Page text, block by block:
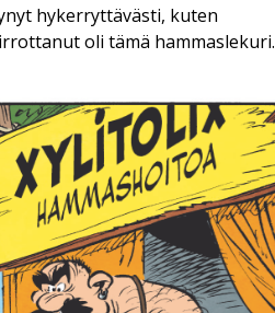
hykerryttävästi, kuten
oli tämä hammaslekuri.